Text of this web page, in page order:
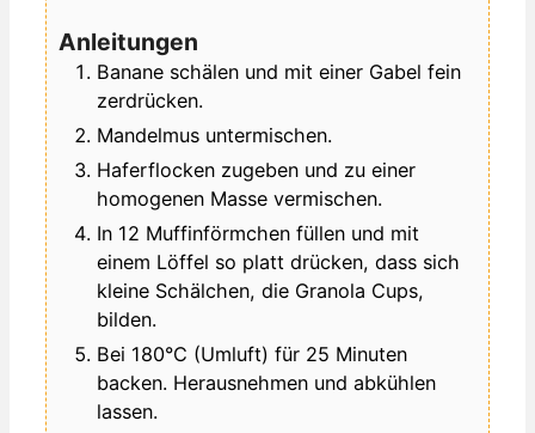
Anleitungen
Banane schälen und mit einer Gabel fein
zerdrücken.
Mandelmus untermischen.
Haferflocken zugeben und zu einer
homogenen Masse vermischen.
In 12 Muffinförmchen füllen und mit
einem Löffel so platt drücken, dass sich
kleine Schälchen, die Granola Cups,
bilden.
Bei 180°C (Umluft) für 25 Minuten
backen. Herausnehmen und abkühlen
lassen.